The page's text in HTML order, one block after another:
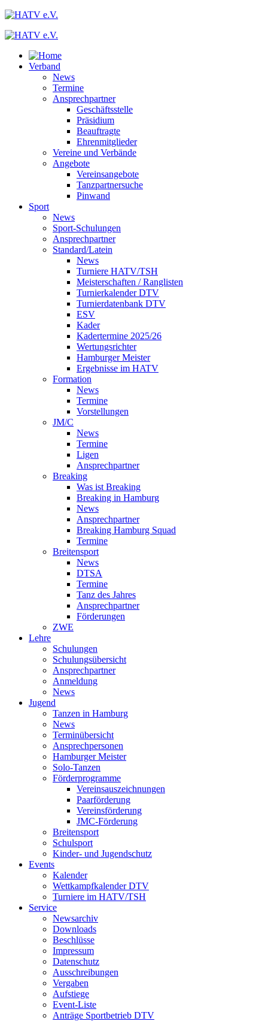
Verband
News
Termine
Ansprechpartner
Geschäftsstelle
Präsidium
Beauftragte
Ehrenmitglieder
Vereine und Verbände
Angebote
Vereinsangebote
Tanzpartnersuche
Pinwand
Sport
News
Sport-Schulungen
Ansprechpartner
Standard/Latein
News
Turniere HATV/TSH
Meisterschaften / Ranglisten
Turnierkalender DTV
Turnierdatenbank DTV
ESV
Kader
Kadertermine 2025/26
Wertungsrichter
Hamburger Meister
Ergebnisse im HATV
Formation
News
Termine
Vorstellungen
JM/C
News
Termine
Ligen
Ansprechpartner
Breaking
Was ist Breaking
Breaking in Hamburg
News
Ansprechpartner
Breaking Hamburg Squad
Termine
Breitensport
News
DTSA
Termine
Tanz des Jahres
Ansprechpartner
Förderungen
ZWE
Lehre
Schulungen
Schulungsübersicht
Ansprechpartner
Anmeldung
News
Jugend
Tanzen in Hamburg
News
Terminübersicht
Ansprechpersonen
Hamburger Meister
Solo-Tanzen
Förderprogramme
Vereinsauszeichnungen
Paarförderung
Vereinsförderung
JMC-Förderung
Breitensport
Schulsport
Kinder- und Jugendschutz
Events
Kalender
Wettkampfkalender DTV
Turniere im HATV/TSH
Service
Newsarchiv
Downloads
Beschlüsse
Impressum
Datenschutz
Ausschreibungen
Vergaben
Aufstiege
Event-Liste
Anträge Sportbetrieb DTV